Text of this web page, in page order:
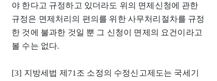
야 한다고 규정하고 있더라도 위의 면제신청에 관한
규정은 면제처리의 편의를 위한 사무처리절차를 규정
한 것에 불과한 것일 뿐 그 신청이 면제의 요건이라고
볼 수는 없다.
[3] 지방세법 제71조 소정의 수정신고제도는 국세기